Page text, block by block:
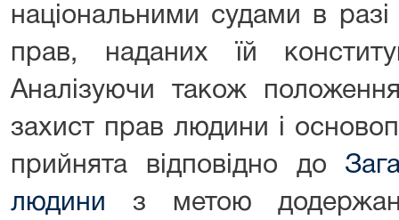
національними судами в
прав, наданих їй
Аналізуючи також
захист прав людини і
прийнята відповідно до
людини з метою